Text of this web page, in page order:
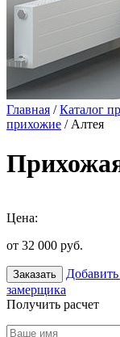
Главная /Каталог
прихожие / Алтея
Цена:
от 32 000 руб.
Заказать
замерщика
Получить расчет